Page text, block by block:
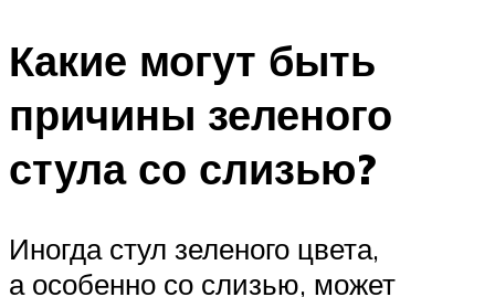
Какие могут быть
причины зеленого
стула со слизью?
Иногда стул зеленого цвета,
а особенно со слизью, может